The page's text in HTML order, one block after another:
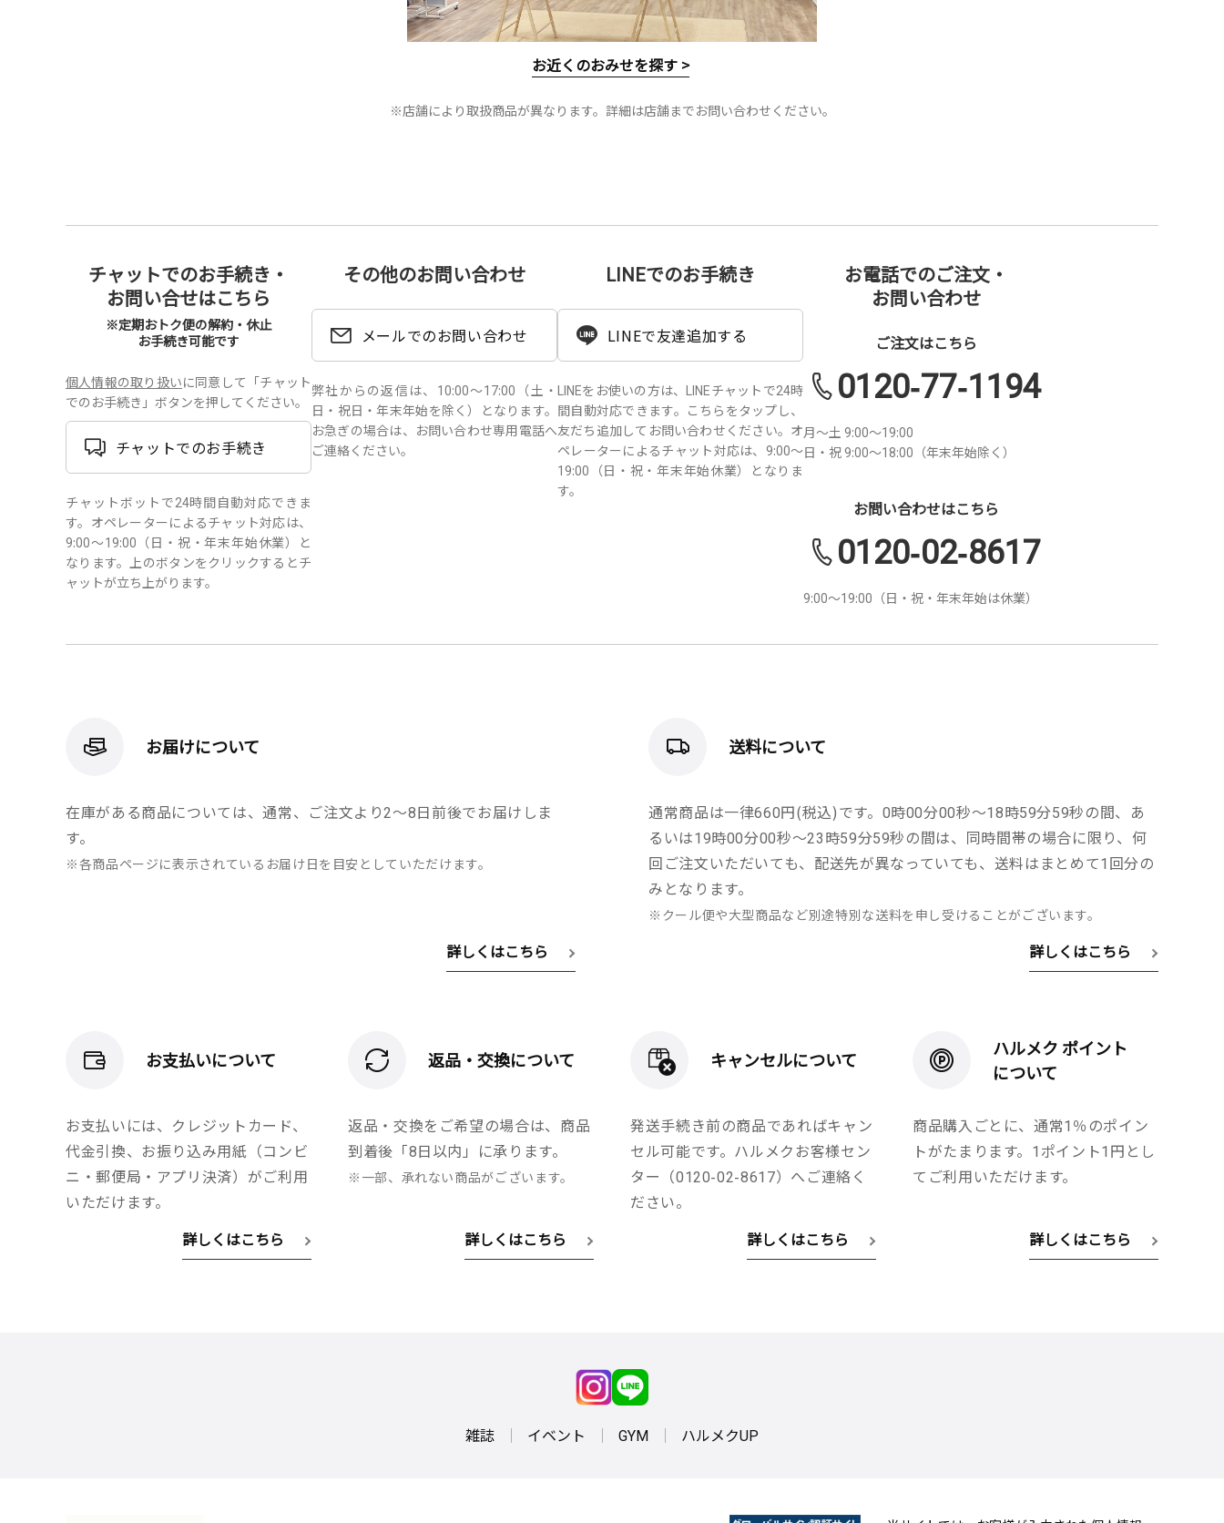
お近くのおみせを探す >
※店舗により取扱商品が異なります。詳細は店舗までお問い合わせください。
チャットでのお手続き・
お問い合せはこちら
※定期おトク便の解約・休止
お手続き可能です
個人情報の取り扱いに同意して「チャット
でのお手続き」ボタンを押してください。
チャットでのお手続き
チャットボットで24時間自動対応できま
す。オペレーターによるチャット対応は、
9:00～19:00（日・祝・年末年始休業）と
なります。上のボタンをクリックするとチ
ャットが立ち上がります。
その他のお問い合わせ
メールでのお問い合わせ
弊社からの返信は、10:00～17:00（土・
日・祝日・年末年始を除く）となります。
お急ぎの場合は、お問い合わせ専用電話へ
ご連絡ください。
LINEでのお手続き
LINEで友達追加する
LINEをお使いの方は、LINEチャットで24時
間自動対応できます。こちらをタップし、
友だち追加してお問い合わせください。オ
ペレーターによるチャット対応は、9:00～
19:00（日・祝・年末年始休業）となりま
す。
お電話でのご注文・
お問い合わせ
ご注文はこちら
0120-77-1194
月～土 9:00～19:00
日・祝 9:00～18:00（年末年始除く）
お問い合わせはこちら
0120-02-8617
9:00～19:00（日・祝・年末年始は休業）
お届けについて
在庫がある商品については、通常、ご注文より2～8日前後でお届けしま
す。
※各商品ページに表示されているお届け日を目安としていただけます。
詳しくはこちら
送料について
通常商品は一律660円(税込)です。0時00分00秒～18時59分59秒の間、あ
るいは19時00分00秒～23時59分59秒の間は、同時間帯の場合に限り、何
回ご注文いただいても、配送先が異なっていても、送料はまとめて1回分の
みとなります。
※クール便や大型商品など別途特別な送料を申し受けることがございます。
詳しくはこちら
お支払いについて
お支払いには、クレジットカード、
代金引換、お振り込み用紙（コンビ
ニ・郵便局・アプリ決済）がご利用
いただけます。
詳しくはこちら
返品・交換について
返品・交換をご希望の場合は、商品
到着後「8日以内」に承ります。
※一部、承れない商品がございます。
詳しくはこちら
キャンセルについて
発送手続き前の商品であればキャン
セル可能です。ハルメクお客様セン
ター（0120-02-8617）へご連絡く
ださい。
詳しくはこちら
ハルメク ポイント
について
商品購入ごとに、通常1％のポイン
トがたまります。1ポイント1円とし
てご利用いただけます。
詳しくはこちら
雑誌 イベント GYM ハルメクUP